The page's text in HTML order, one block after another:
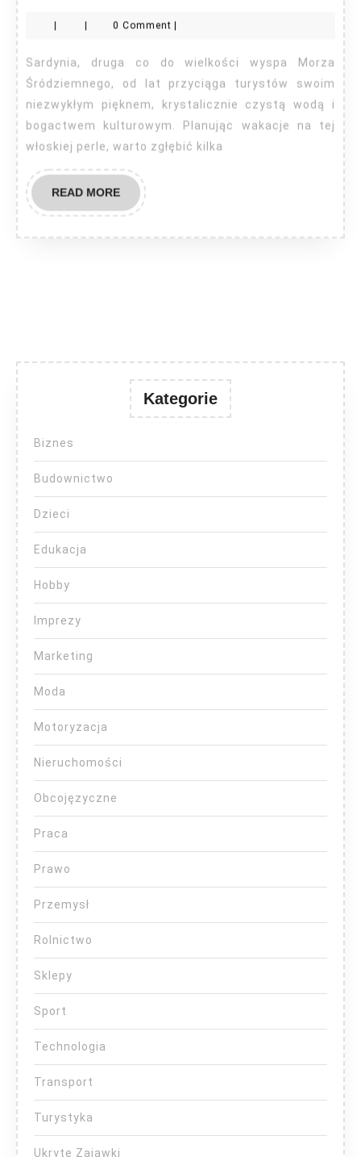
–
co
warto
wiedzieć?
0 Comment
Sardynia, druga co do wielkości wyspa Morza
Śródziemnego, od lat przyciąga turystów swoim
niezwykłym pięknem, krystalicznie czystą wodą i
bogactwem kulturowym. Planując wakacje na tej
włoskiej perle, warto zgłębić kilka
READ MOREREAD
MORE
Kategorie
Biznes
Budownictwo
Dzieci
Edukacja
Hobby
Imprezy
Marketing
Moda
Motoryzacja
Nieruchomości
Obcojęzyczne
Praca
Prawo
Przemysł
Rolnictwo
Sklepy
Sport
Technologia
Transport
Turystyka
Ukryte Zajawki